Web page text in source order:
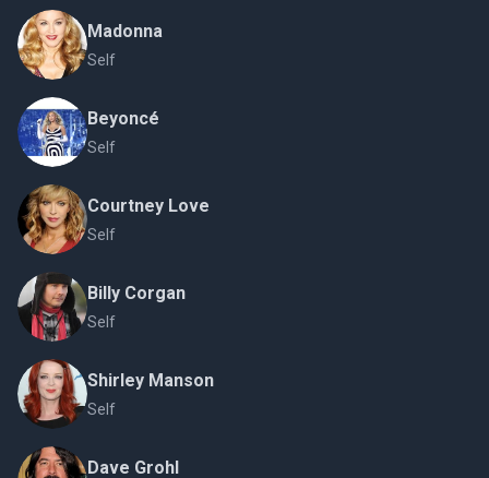
Madonna
Self
Beyoncé
Self
Courtney Love
Self
Billy Corgan
Self
Shirley Manson
Self
Dave Grohl